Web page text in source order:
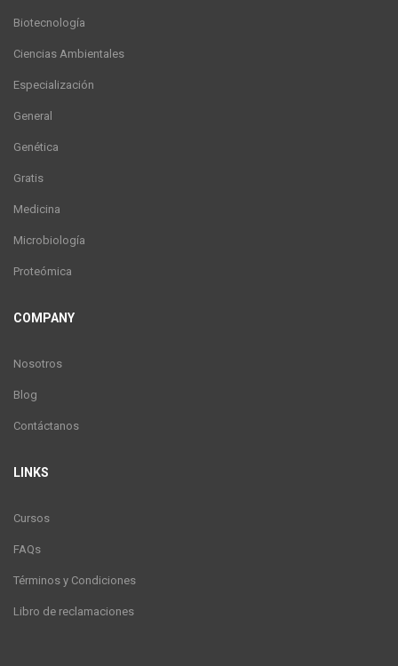
Biotecnología
Ciencias Ambientales
Especialización
General
Genética
Gratis
Medicina
Microbiología
Proteómica
COMPANY
Nosotros
Blog
Contáctanos
LINKS
Cursos
FAQs
Términos y Condiciones
Libro de reclamaciones